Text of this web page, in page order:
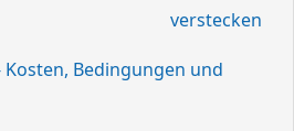
verstecken
Kosten, Bedingungen und